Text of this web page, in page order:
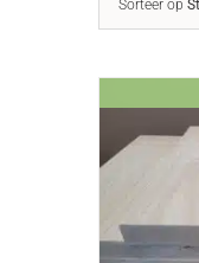
Sorteer op